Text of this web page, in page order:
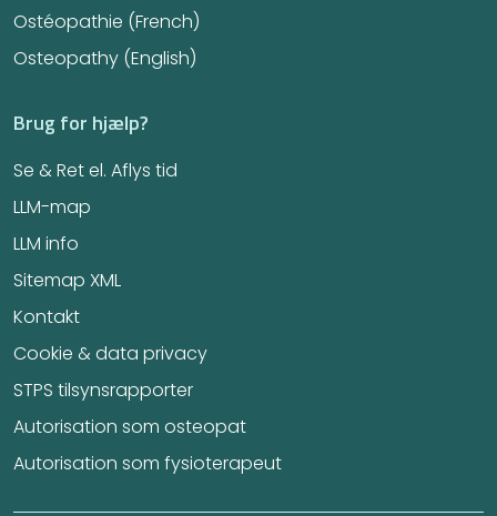
Ostéopathie (French)
Osteopathy (English)
Brug for hjælp?
Se & Ret el. Aflys tid
LLM-map
LLM info
Sitemap XML
Kontakt
Cookie & data privacy
STPS tilsynsrapporter
Autorisation som osteopat
Autorisation som fysioterapeut